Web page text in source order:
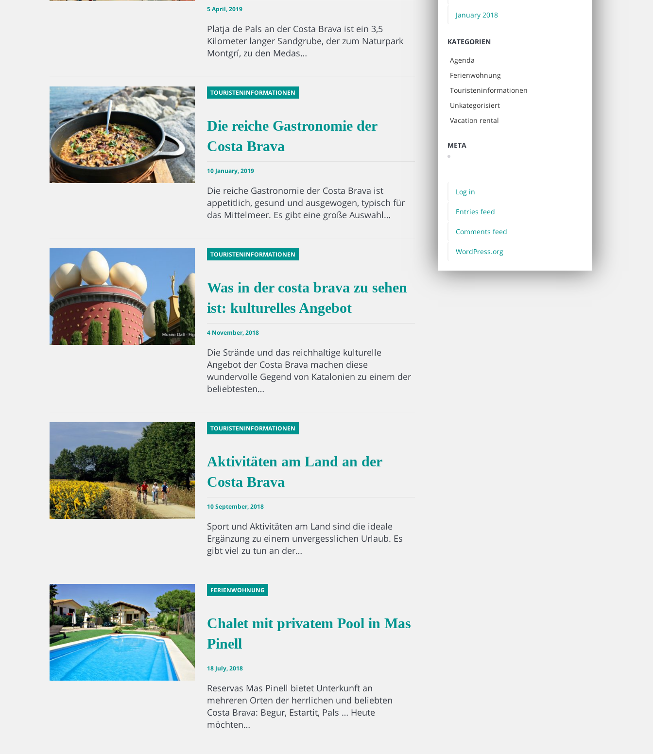
5 April, 2019
Platja de Pals an der Costa Brava ist ein 3,5
Kilometer langer Sandgrube, der zum Naturpark
Montgrí, zu den Medas…
TOURISTENINFORMATIONEN
Die reiche Gastronomie der
Costa Brava
10 January, 2019
Die reiche Gastronomie der Costa Brava ist
appetitlich, gesund und ausgewogen, typisch für
das Mittelmeer. Es gibt eine große Auswahl…
TOURISTENINFORMATIONEN
Was in der costa brava zu sehen
ist: kulturelles Angebot
4 November, 2018
Die Strände und das reichhaltige kulturelle
Angebot der Costa Brava machen diese
wundervolle Gegend von Katalonien zu einem der
beliebtesten…
TOURISTENINFORMATIONEN
Aktivitäten am Land an der
Costa Brava
10 September, 2018
Sport und Aktivitäten am Land sind die ideale
Ergänzung zu einem unvergesslichen Urlaub. Es
gibt viel zu tun an der…
FERIENWOHNUNG
Chalet mit privatem Pool in Mas
Pinell
18 July, 2018
Reservas Mas Pinell bietet Unterkunft an
mehreren Orten der herrlichen und beliebten
Costa Brava: Begur, Estartit, Pals … Heute
möchten…
January 2018
KATEGORIEN
Agenda
Ferienwohnung
Touristeninformationen
Unkategorisiert
Vacation rental
META
Log in
Entries feed
Comments feed
WordPress.org